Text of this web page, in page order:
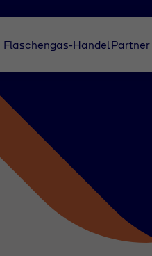
Flaschengas-Handel Partner